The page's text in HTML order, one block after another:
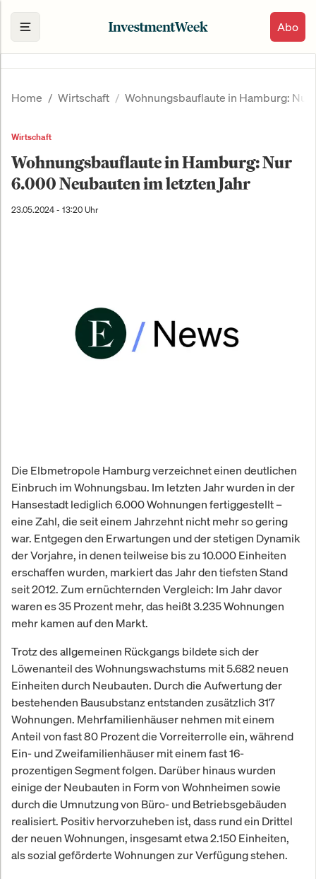
Abo
Home Wirtschaft Wohnungsbauflaute in Hamburg:
Wirtschaft
Wohnungsbauflaute in Hamburg: Nur
6.000 Neubauten im letzten Jahr
23.05.2024 - 13:20 Uhr
Die Elbmetropole Hamburg verzeichnet einen deutlichen
Einbruch im Wohnungsbau. Im letzten Jahr wurden in der
Hansestadt lediglich 6.000 Wohnungen fertiggestellt –
eine Zahl, die seit einem Jahrzehnt nicht mehr so gering
war. Entgegen den Erwartungen und der stetigen Dynamik
der Vorjahre, in denen teilweise bis zu 10.000 Einheiten
erschaffen wurden, markiert das Jahr den tiefsten Stand
seit 2012. Zum ernüchternden Vergleich: Im Jahr davor
waren es 35 Prozent mehr, das heißt 3.235 Wohnungen
mehr kamen auf den Markt.
Trotz des allgemeinen Rückgangs bildete sich der
Löwenanteil des Wohnungswachstums mit 5.682 neuen
Einheiten durch Neubauten. Durch die Aufwertung der
bestehenden Bausubstanz entstanden zusätzlich 317
Wohnungen. Mehrfamilienhäuser nehmen mit einem
Anteil von fast 80 Prozent die Vorreiterrolle ein, während
Ein- und Zweifamilienhäuser mit einem fast 16-
prozentigen Segment folgen. Darüber hinaus wurden
einige der Neubauten in Form von Wohnheimen sowie
durch die Umnutzung von Büro- und Betriebsgebäuden
realisiert. Positiv hervorzuheben ist, dass rund ein Drittel
der neuen Wohnungen, insgesamt etwa 2.150 Einheiten,
als sozial geförderte Wohnungen zur Verfügung stehen.